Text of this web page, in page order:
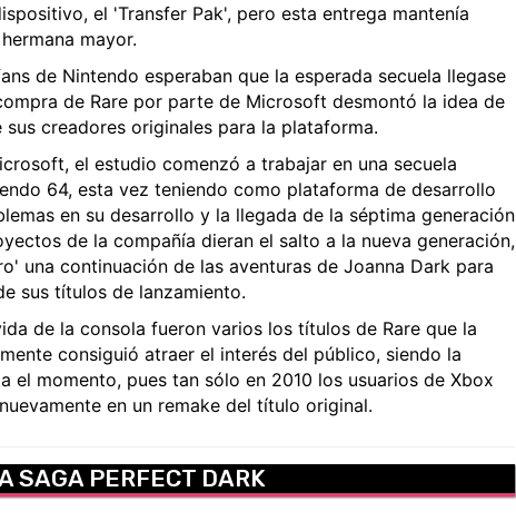
el 'Transfer Pak', pero esta entrega mantenía
mayor.
de Nintendo esperaban que la esperada secuela llegase
de Rare por parte de Microsoft desmontó la idea de
creadores originales para la plataforma.
el estudio comenzó a trabajar en una secuela
64, esta vez teniendo como plataforma de desarrollo
en su desarrollo y la llegada de la séptima generación
de la compañía dieran el salto a la nueva generación,
una continuación de las aventuras de Joanna Dark para
sus títulos de lanzamiento.
de la consola fueron varios los títulos de Rare que la
consiguió atraer el interés del público, siendo la
el momento, pues tan sólo en 2010 los usuarios de Xbox
en un remake del título original.
SAGA PERFECT DARK